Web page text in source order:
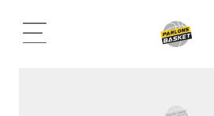
contenu